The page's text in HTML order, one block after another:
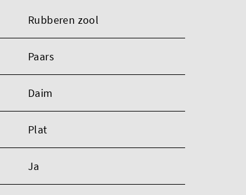
Rubberen zool
Paars
Daim
Plat
Ja